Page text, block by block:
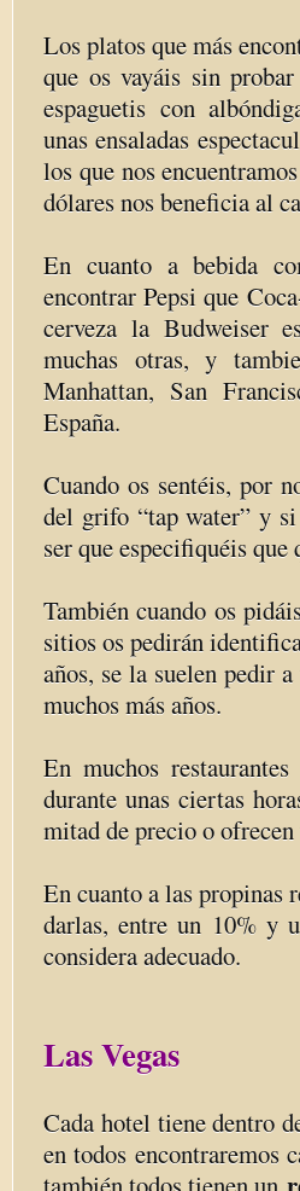
Los platos que más
que os vayáis sin
espaguetis con
unas ensaladas
los que nos
dólares nos beneficia al
En cuanto a bebida
encontrar Pepsi que
cerveza la Budweiser
muchas otras, y
Manhattan, San
España.
Cuando os sentéis, por
del grifo “tap water” y
ser que especifiquéis
También cuando os
sitios os pedirán
años, se la suelen pedir
muchos más años.
En muchos
durante unas ciertas
mitad de precio o
En cuanto a las propinas
darlas, entre un 10% y
considera adecuado.
Las Vegas
Cada hotel tiene dentro
en todos